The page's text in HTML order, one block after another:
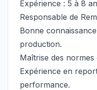
Expérience : 5 à 8
Responsable de
Bonne
production.
Maîtrise des normes
Expérience en
performance.